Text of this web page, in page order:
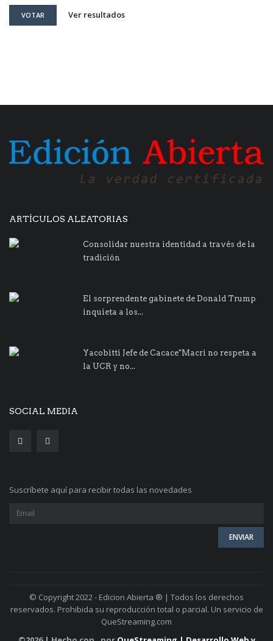
VOTAR Ver resultados
ARTÍCULOS ALEATORIAS
Consolidar nuestra identidad a través de la
tradición
El sorprendente gabinete de Donald Trump
inquieta a los...
Yacobitti Jefe de Cacace"Macri no respeta a
la UCR y no...
SOCIAL MEDIA
Suscríbete aquí para recibir todas las novedades
© Copyright 2022 - Edicion Abierta ® | Todos los derechos
reservados. Prohibida su reproducción total o parcial. Un servicio de
QueStreaming.com